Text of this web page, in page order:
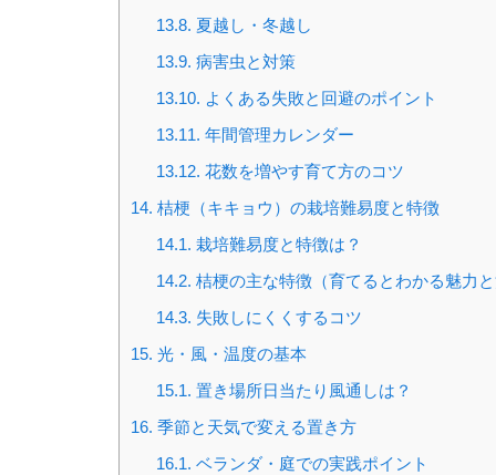
13.8. 夏越し・冬越し
13.9. 病害虫と対策
13.10. よくある失敗と回避のポイント
13.11. 年間管理カレンダー
13.12. 花数を増やす育て方のコツ
14. 桔梗（キキョウ）の栽培難易度と特徴
14.1. 栽培難易度と特徴は？
14.2. 桔梗の主な特徴（育てるとわかる魅力
14.3. 失敗しにくくするコツ
15. 光・風・温度の基本
15.1. 置き場所日当たり風通しは？
16. 季節と天気で変える置き方
16.1. ベランダ・庭での実践ポイント